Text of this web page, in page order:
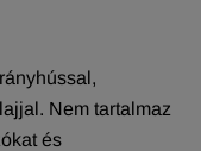
Nem tartalmaz
és